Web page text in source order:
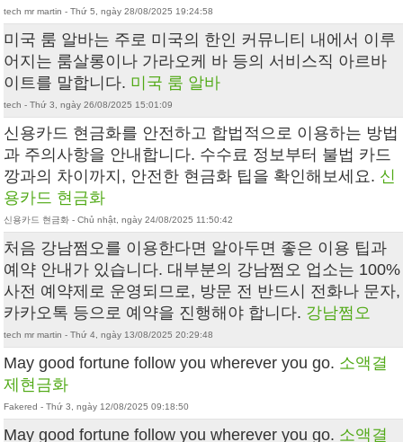
tech mr martin - Thứ 5, ngày 28/08/2025 19:24:58
미국 룸 알바는 주로 미국의 한인 커뮤니티 내에서 이루
어지는 룸살롱이나 가라오케 바 등의 서비스직 아르바
이트를 말합니다. 미국 룸 알바
tech - Thứ 3, ngày 26/08/2025 15:01:09
신용카드 현금화를 안전하고 합법적으로 이용하는 방법
과 주의사항을 안내합니다. 수수료 정보부터 불법 카드
깡과의 차이까지, 안전한 현금화 팁을 확인해보세요. 신
용카드 현금화
신용카드 현금화 - Chủ nhật, ngày 24/08/2025 11:50:42
처음 강남쩜오를 이용한다면 알아두면 좋은 이용 팁과
예약 안내가 있습니다. 대부분의 강남쩜오 업소는 100%
사전 예약제로 운영되므로, 방문 전 반드시 전화나 문자,
카카오톡 등으로 예약을 진행해야 합니다. 강남쩜오
tech mr martin - Thứ 4, ngày 13/08/2025 20:29:48
May good fortune follow you wherever you go. 소액결
제현금화
Fakered - Thứ 3, ngày 12/08/2025 09:18:50
May good fortune follow you wherever you go. 소액결